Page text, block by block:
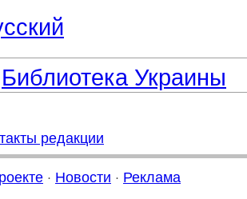
Библиотека Украины
редакции
· Новости · Реклама